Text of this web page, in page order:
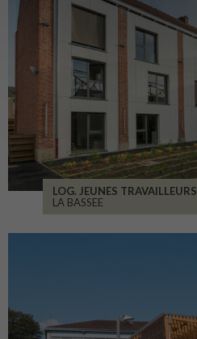
LOG. JEUNES TRAVAILLEURS
LA BASSEE